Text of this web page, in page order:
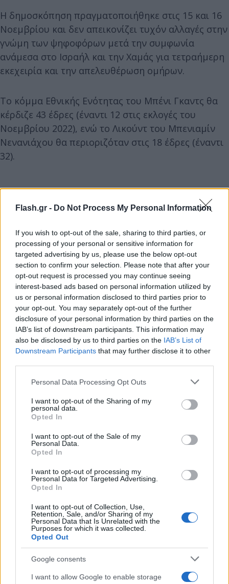
Flash.gr - Do Not Process My Personal Information
If you wish to opt-out of the sale, sharing to third parties, or
processing of your personal or sensitive information for
targeted advertising by us, please use the below opt-out
section to confirm your selection. Please note that after your
opt-out request is processed you may continue seeing
interest-based ads based on personal information utilized by
us or personal information disclosed to third parties prior to
your opt-out. You may separately opt-out of the further
disclosure of your personal information by third parties on the
IAB’s list of downstream participants. This information may
also be disclosed by us to third parties on the IAB’s List of
Downstream Participants that may further disclose it to other
Please note that this website/app uses one or more Google
not limited to your visit or usage behaviour. You may click to
grant or deny consent to Google and its third-party tags to
use your data for below specified purposes in below Google
consent section.
Personal Data Processing Opt Outs
I want to opt-out of the Sharing of my
personal data.
Opted In
I want to opt-out of the Sale of my
Personal Data.
Opted In
I want to opt-out of processing my
Personal Data for Targeted Advertising.
Opted In
I want to opt-out of Collection, Use,
Retention, Sale, and/or Sharing of my
Personal Data that Is Unrelated with the
Purposes for which it was collected.
Opted Out
Google consents
I want to allow Google to enable storage
Η δημοσκόπηση πραγματοποιήθηκε στις 15 και 16
Νοεμβρίου και δεν απεικονίζει τυχόν αλλαγές στην
γνώμη των ψηφοφόρων μετά την συμφωνία
ανάμεσα στο Ισραήλ και την Χαμάς για τετραήμερη
εκεχειρία και την απελευθέρωση ομήρων.
Το κόμμα Εθνικής Ενότητας του Μπένι Γκαντς θα
κέρδιζε 43 έδρες (έναντι 12 στις εκλογές του
Νοεμβρίου 2022), ενώ το Λικούντ του Μπενιαμίν
Νενανιάχου θα περιοριζόταν στις 18 έδρες (έναντι
32).
Στην ερώτηση ποιος είναι καταλληλότερος για
πρωθυπουργός, το 52% προτιμά τον Μπένι Γκαντς,
το 27% τον Μπενιαμίν Νετανιάχου και 21% δεν
γνωρίζει. Το 56% των ψηφοφόρων του Λικούντ
πάντως εξακολουθεί να πιστεύει ότι ο «Μπίμπι»
πρέπει να ηγηθεί της χώρας, ενώ το 26% δηλώνει